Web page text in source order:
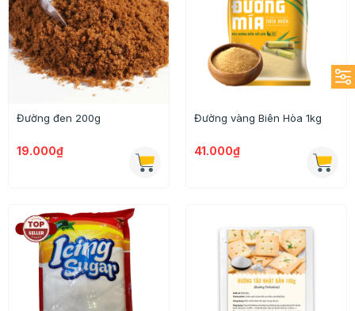
Đường đen 200g
19.000₫
Đường vàng Biên Hòa 1kg
41.000₫